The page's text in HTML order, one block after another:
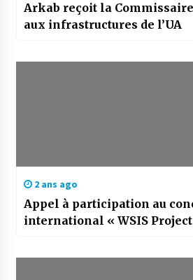
Arkab reçoit la
aux infrastructures de l’UA
2 ans ago
Appel à participation au
international « WSIS